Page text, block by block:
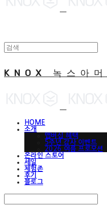
KNOX 녹스아머
HOME
소개
맵버십 혜택
5주년 감사 이벤트
2026 여름 프로모션
온라인 스토어
세일
체험존
후기
블로그